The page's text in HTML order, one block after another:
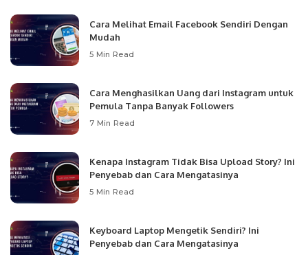
Cara Melihat Email Facebook Sendiri Dengan
Mudah
5 Min Read
Cara Menghasilkan Uang dari Instagram untuk
Pemula Tanpa Banyak Followers
7 Min Read
Kenapa Instagram Tidak Bisa Upload Story? Ini
Penyebab dan Cara Mengatasinya
5 Min Read
Keyboard Laptop Mengetik Sendiri? Ini
Penyebab dan Cara Mengatasinya